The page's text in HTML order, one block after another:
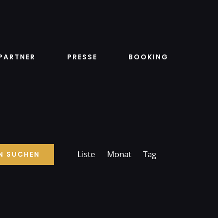
PRESSE BOOKING
SUCHEN
Ansichten-
Liste Monat Tag